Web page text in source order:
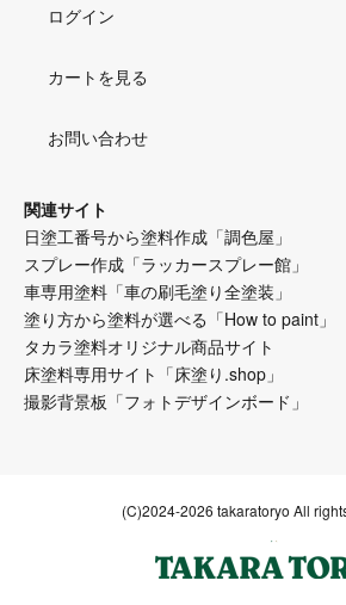
ログイン
カートを見る
お問い合わせ
関連サイト
日塗工番号から塗料作成「調色屋」
スプレー作成「ラッカースプレー館」
車専用塗料「車の刷毛塗り全塗装」
塗り方から塗料が選べる「How to paint」
タカラ塗料オリジナル商品サイト
床塗料専用サイト「床塗り.shop」
撮影背景板「フォトデザインボード」
(C)2024-2026 takaratoryo All